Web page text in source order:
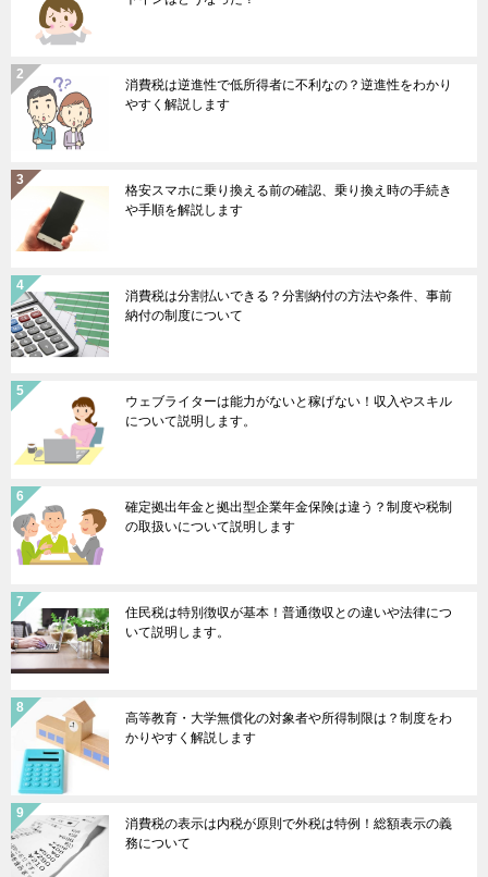
消費税は逆進性で低所得者に不利なの？逆進性をわかり
やすく解説します
格安スマホに乗り換える前の確認、乗り換え時の手続き
や手順を解説します
消費税は分割払いできる？分割納付の方法や条件、事前
納付の制度について
ウェブライターは能力がないと稼げない！収入やスキル
について説明します。
確定拠出年金と拠出型企業年金保険は違う？制度や税制
の取扱いについて説明します
住民税は特別徴収が基本！普通徴収との違いや法律につ
いて説明します。
高等教育・大学無償化の対象者や所得制限は？制度をわ
かりやすく解説します
消費税の表示は内税が原則で外税は特例！総額表示の義
務について